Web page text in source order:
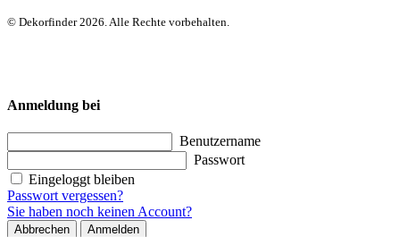
© Dekorfinder 2026. Alle Rechte vorbehalten.
Anmeldung bei
Benutzername
Passwort
Eingeloggt bleiben
Passwort vergessen?
Sie haben noch keinen Account?
Abbrechen Anmelden